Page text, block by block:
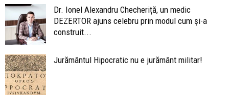
Dr. Ionel Alexandru Checheriță, un medic
DEZERTOR ajuns celebru prin modul cum și-a
construit...
Jurământul Hipocratic nu e jurământ militar!